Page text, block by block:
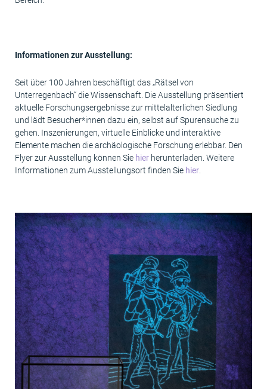
Informationen zur Ausstellung:
Seit über 100 Jahren beschäftigt das „Rätsel von
Unterregenbach“ die Wissenschaft. Die Ausstellung präsentiert
aktuelle Forschungsergebnisse zur mittelalterlichen Siedlung
und lädt Besucher*innen dazu ein, selbst auf Spurensuche zu
gehen. Inszenierungen, virtuelle Einblicke und interaktive
Elemente machen die archäologische Forschung erlebbar. Den
Flyer zur Ausstellung können Sie hier herunterladen. Weitere
Informationen zum Ausstellungsort finden Sie hier